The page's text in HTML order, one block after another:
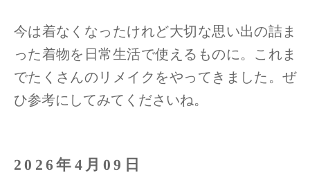
今は着なくなったけれど大切な思い出の詰ま
った着物を日常生活で使えるものに。 これま
でたくさんのリメイクをやってきました。ぜ
ひ参考にしてみてくださいね。
2026年4月09日